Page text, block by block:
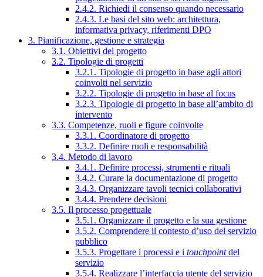
2.4.2. Richiedi il consenso quando necessario
2.4.3. Le basi del sito web: architettura,
informativa privacy, riferimenti DPO
3. Pianificazione, gestione e strategia
3.1. Obiettivi del progetto
3.2. Tipologie di progetti
3.2.1. Tipologie di progetto in base agli attori
coinvolti nel servizio
3.2.2. Tipologie di progetto in base al focus
3.2.3. Tipologie di progetto in base all’ambito di
intervento
3.3. Competenze, ruoli e figure coinvolte
3.3.1. Coordinatore di progetto
3.3.2. Definire ruoli e responsabilità
3.4. Metodo di lavoro
3.4.1. Definire processi, strumenti e rituali
3.4.2. Curare la documentazione di progetto
3.4.3. Organizzare tavoli tecnici collaborativi
3.4.4. Prendere decisioni
3.5. Il processo progettuale
3.5.1. Organizzare il progetto e la sua gestione
3.5.2. Comprendere il contesto d’uso del servizio
pubblico
3.5.3. Progettare i processi e i touchpointdel
servizio
3.5.4. Realizzare l’interfaccia utente del servizio